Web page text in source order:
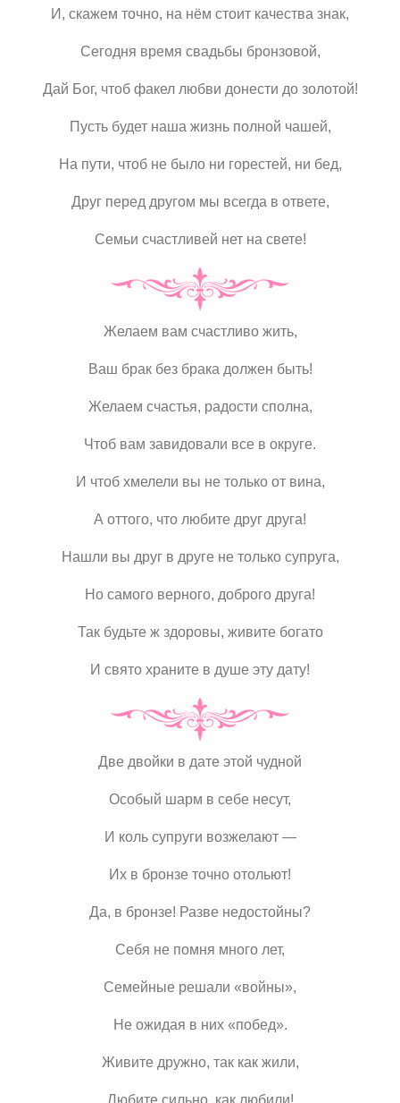
И, скажем точно, на нём стоит качества знак,
Сегодня время свадьбы бронзовой,
Дай Бог, чтоб факел любви донести до золотой!
Пусть будет наша жизнь полной чашей,
На пути, чтоб не было ни горестей, ни бед,
Друг перед другом мы всегда в ответе,
Семьи счастливей нет на свете!
Желаем вам счастливо жить,
Ваш брак без брака должен быть!
Желаем счастья, радости сполна,
Чтоб вам завидовали все в округе.
И чтоб хмелели вы не только от вина,
А оттого, что любите друг друга!
Нашли вы друг в друге не только супруга,
Но самого верного, доброго друга!
Так будьте ж здоровы, живите богато
И свято храните в душе эту дату!
Две двойки в дате этой чудной
Особый шарм в себе несут,
И коль супруги возжелают —
Их в бронзе точно отольют!
Да, в бронзе! Разве недостойны?
Себя не помня много лет,
Семейные решали «войны»,
Не ожидая в них «побед».
Живите дружно, так как жили,
Любите сильно, как любили!